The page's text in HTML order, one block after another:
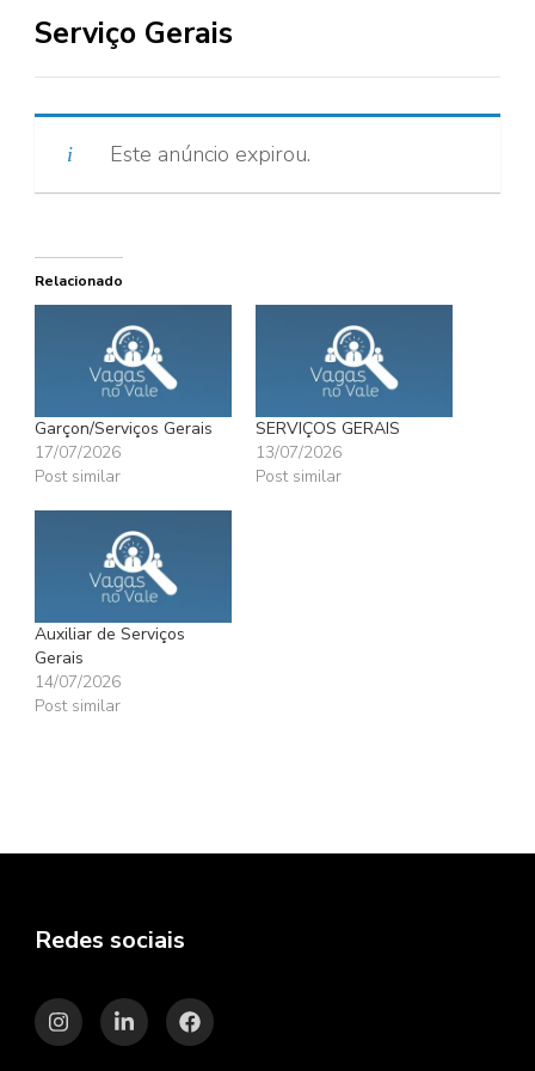
Serviço Gerais
Este anúncio expirou.
Relacionado
Garçon/Serviços Gerais
17/07/2026
Post similar
SERVIÇOS GERAIS
13/07/2026
Post similar
Auxiliar de Serviços
Gerais
14/07/2026
Post similar
Redes sociais